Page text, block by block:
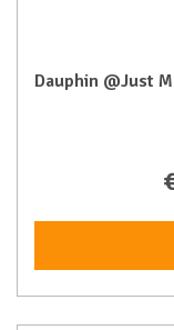
Dauphin @Just